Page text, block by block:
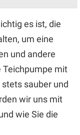
es ist, die
um eine
und andere
Teichpumpe mit
sauber und
wir uns mit
wie Sie die